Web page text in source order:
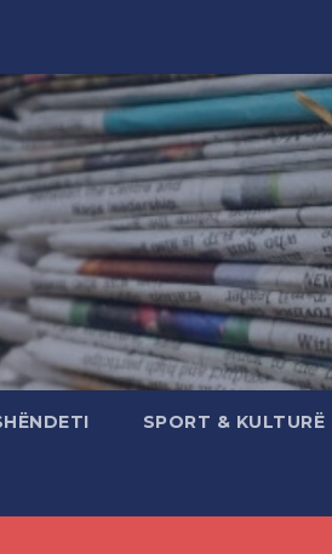
SPORT & KULTURË